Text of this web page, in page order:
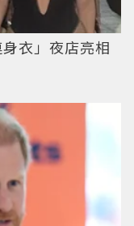
衣」夜店亮相